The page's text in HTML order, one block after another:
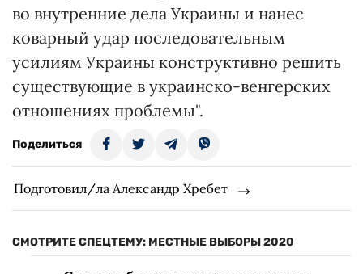
во внутренние дела Украины и нанес
коварный удар последовательным
усилиям Украины конструктивно решить
существующие в украинско-венгерских
отношениях проблемы".
Поделиться
Подготовил/ла Александр Хребет
СМОТРИТЕ СПЕЦТЕМУ: МЕСТНЫЕ ВЫБОРЫ 2020